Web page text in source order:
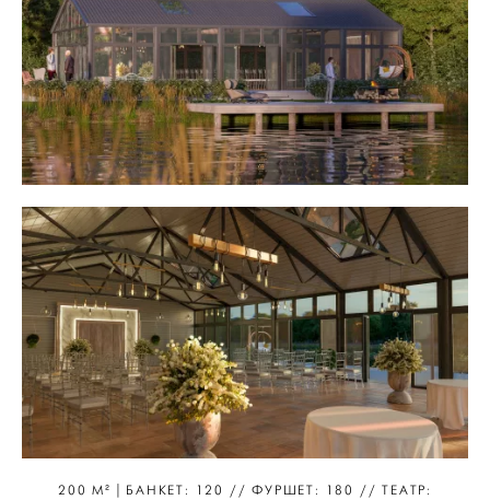
200 М² | БАНКЕТ: 120 // ФУРШЕТ: 180 // ТЕАТР: